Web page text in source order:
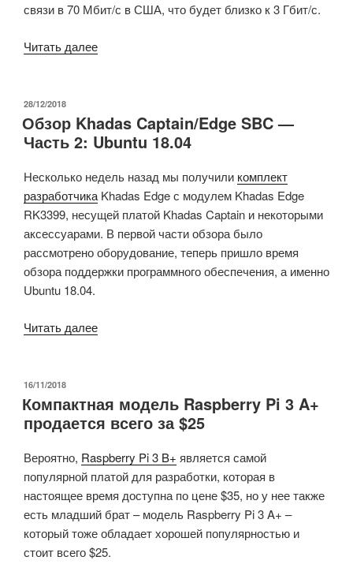
связи в 70 Мбит/с в США, что будет близко к 3 Гбит/с.
Читать далее«Усовершенствованный
DWR-
2010
NR
предназначен
для
домашнего
использования»
ОПУБЛИКОВАНО
28/12/2018
Обзор Khadas Captain/Edge SBC —
Часть 2: Ubuntu 18.04
Несколько недель назад мы получили комплект
разработчика Khadas Edge с модулем Khadas Edge
RK3399, несущей платой Khadas Captain и некоторыми
аксессуарами. В первой части обзора было
рассмотрено оборудование, теперь пришло время
обзора поддержки программного обеспечения, а именно
Ubuntu 18.04.
Читать далее«Обзор
—
Часть
Ubuntu
18.04»
ОПУБЛИКОВАНО
16/11/2018
Компактная модель Raspberry Pi 3 A+
продается всего за $25
Вероятно, Raspberry Pi 3 B+ является самой
популярной платой для разработки, которая в
настоящее время доступна по цене $35, но у нее также
есть младший брат – модель Raspberry Pi 3 A+ –
который тоже обладает хорошей популярностью и
стоит всего $25.